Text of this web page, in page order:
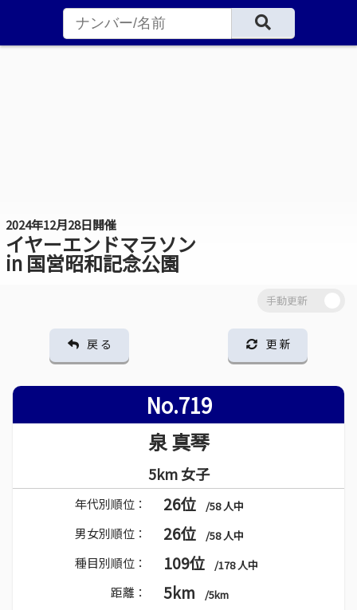
2024年12月28日開催
イヤーエンドマラソン
in 国営昭和記念公園
戻 る 更 新
No.719
泉 真琴
5km 女子
年代別順位： 26位 /58 人中
男女別順位： 26位 /58 人中
種目別順位： 109位 /178 人中
距離： 5km /5km